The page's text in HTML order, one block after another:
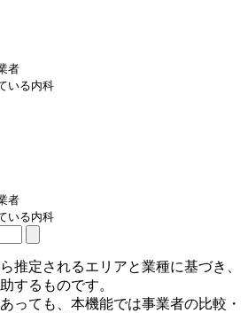
者
いる内科
者
いる内科
推定されるエリアと業種に基づき、
するものです。
っても、本機能では事業者の比較・